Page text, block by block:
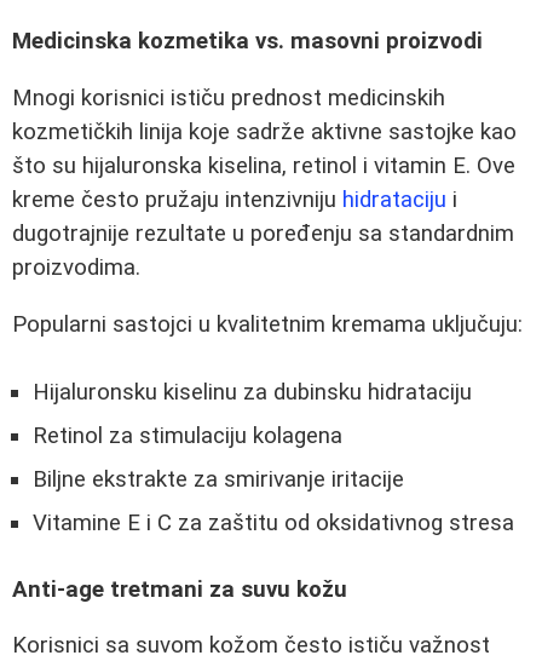
Medicinska kozmetika vs. masovni proizvodi
Mnogi korisnici ističu prednost medicinskih
kozmetičkih linija koje sadrže aktivne sastojke kao
što su hijaluronska kiselina, retinol i vitamin E. Ove
kreme često pružaju intenzivniju hidrataciju i
dugotrajnije rezultate u poređenju sa standardnim
proizvodima.
Popularni sastojci u kvalitetnim kremama uključuju:
Hijaluronsku kiselinu za dubinsku hidrataciju
Retinol za stimulaciju kolagena
Biljne ekstrakte za smirivanje iritacije
Vitamine E i C za zaštitu od oksidativnog stresa
Anti-age tretmani za suvu kožu
Korisnici sa suvom kožom često ističu važnost